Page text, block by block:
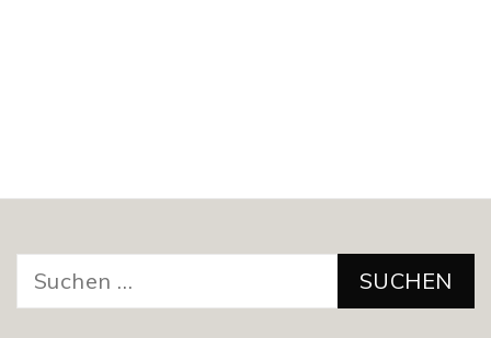
nach: